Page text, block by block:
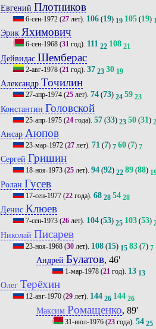
Евгений Плотников
6-сен-1972(27лет). 106(19) 19 105(19)
Эрик Яхимович
6-сен-1968(31год). 111 22 108 21
Дейвидас Шемберас
2-авг-1978(21 год). 37 23 30 19
Александр Точилин
27-апр-1974(25лет). 74(73) 24 59 23
Константин Головской
25-апр-1975(24года). 57(33) 23 50(31)
Ансар Аюпов
23-мар-1972(27лет). 71(7) 7 60(7) 7
Сергей Гришин
18-ноя-1973(25лет). 94(92) 22 89(88)
Ролан Гусев
17-сен-1977(22года). 68 28 54 28
Денис Клюев
7-сен-1973(26лет). 104(53) 25 103(53)
Николай Писарев
23-ноя-1968(30лет). 108(15) 15 83(7) 7
Андрей Булатов, 46'
1-мар-1978 (21 год). 13 13
Олег Терёхин
12-авг-1970(29лет). 144 26 144 26
Максим Ромащенко, 89'
31-июл-1976 (23 года).54 25